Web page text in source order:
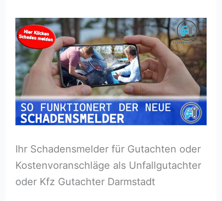
Ihr Schadensmelder für Gutachten oder
Kostenvoranschläge als Unfallgutachter
oder Kfz Gutachter Darmstadt